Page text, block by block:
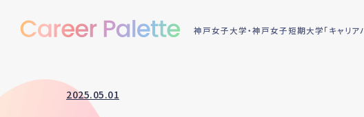
神戸女子大学・神戸女子短期大学「キャリアパ
2025.05.01